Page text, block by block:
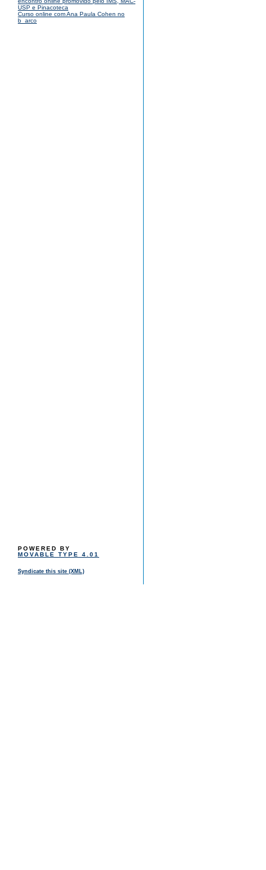
USP e Pinacoteca
Curso online com Ana Paula Cohen no
b_arco
POWERED BY
MOVABLE TYPE 4.01
Syndicate this site (XML)